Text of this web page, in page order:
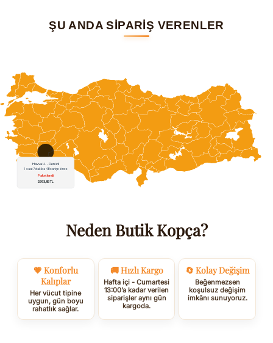
ŞU ANDA SİPARİŞ VERENLER
Neden Butik Kopça?
💗 Konforlu
Kalıplar
Her vücut tipine
uygun, gün boyu
rahatlık sağlar.
🚚 Hızlı Kargo
Hafta içi - Cumartesi
13:00’a kadar verilen
siparişler aynı gün
kargoda.
🔄 Kolay Değişim
Beğenmezsen
koşulsuz değişim
imkânı sunuyoruz.